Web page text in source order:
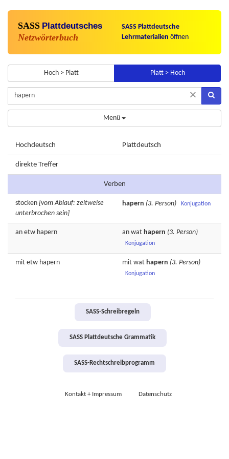
SASS Plattdeutsches
Netzwörterbuch
SASS Plattdeutsche
Lehrmaterialien öffnen
Hoch > Platt Platt > Hoch
×
Menü
Hochdeutsch Plattdeutsch
direkte Treffer
Verben
stocken [vom Ablauf: zeitweise
unterbrochen sein]
hapern (3. Person) Konjugation
an etw hapern an wat hapern (3. Person)
Konjugation
mit etw hapern mit wat hapern (3. Person)
Konjugation
SASS-Schreibregeln
SASS Plattdeutsche Grammatik
SASS-Rechtschreibprogramm
Kontakt + Impressum Datenschutz